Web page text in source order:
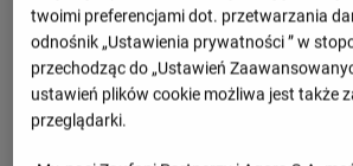
twoimi preferencjami dot. przetwarzania
odnośnik „Ustawienia prywatności ” w
przechodząc do „Ustawień
ustawień plików cookie możliwa jest także
przeglądarki.